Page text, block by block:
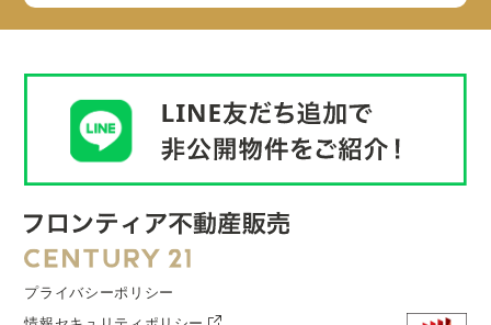
プライバシーポリシー